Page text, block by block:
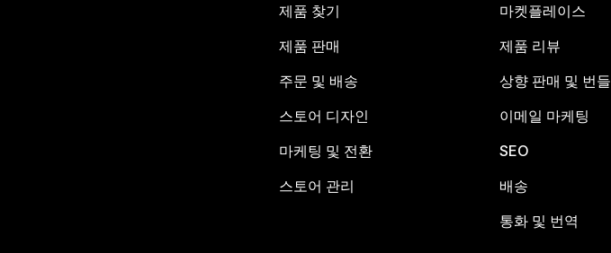
제품 찾기
제품 판매
주문 및 배송
스토어 디자인
마케팅 및 전환
스토어 관리
마켓플레이스
제품 리뷰
상향 판매 및 번들
이메일 마케팅
SEO
배송
통화 및 번역